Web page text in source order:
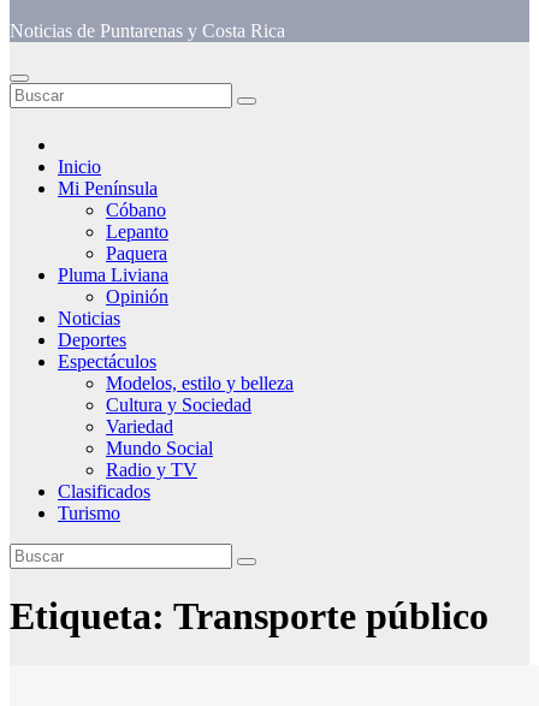
Noticias de Puntarenas y Costa Rica
Inicio
Mi Península
Cóbano
Lepanto
Paquera
Pluma Liviana
Opinión
Noticias
Deportes
Espectáculos
Modelos, estilo y belleza
Cultura y Sociedad
Variedad
Mundo Social
Radio y TV
Clasificados
Turismo
Etiqueta: Transporte público